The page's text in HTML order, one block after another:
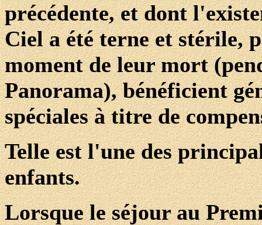
précédente, et dont
Ciel a été terne et stérile,
moment de leur mort
Panorama), bénéficient
spéciales à titre de
Telle est l'une des
enfants.
Lorsque le séjour au